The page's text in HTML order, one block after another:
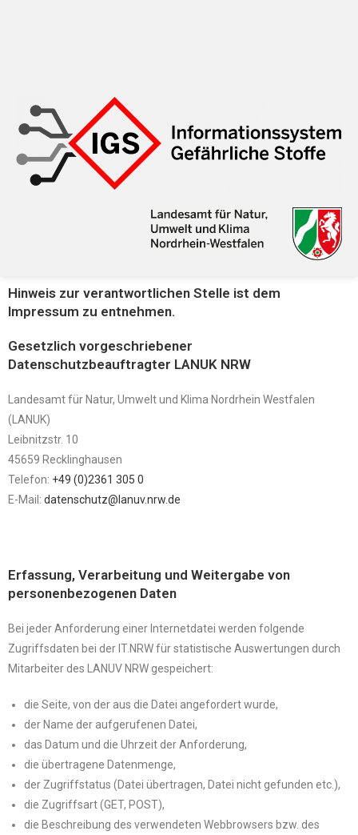
Hinweis zur verantwortlichen Stelle ist dem
Impressum zu entnehmen.
Gesetzlich vorgeschriebener
Datenschutzbeauftragter LANUK NRW
Landesamt für Natur, Umwelt und Klima Nordrhein Westfalen
(LANUK)
Leibnitzstr. 10
45659 Recklinghausen
Telefon: +49 (0)2361 305 0
E-Mail: datenschutz@lanuv.nrw.de
Erfassung, Verarbeitung und Weitergabe von
personenbezogenen Daten
Bei jeder Anforderung einer Internetdatei werden folgende
Zugriffsdaten bei der IT.NRW für statistische Auswertungen durch
Mitarbeiter des LANUV NRW gespeichert:
die Seite, von der aus die Datei angefordert wurde,
der Name der aufgerufenen Datei,
das Datum und die Uhrzeit der Anforderung,
die übertragene Datenmenge,
der Zugriffstatus (Datei übertragen, Datei nicht gefunden etc.),
die Zugriffsart (GET, POST),
die Beschreibung des verwendeten Webbrowsers bzw. des